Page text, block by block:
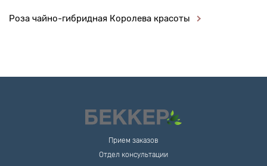
Роза чайно-гибридная Королева красоты
Прием заказов
Отдел консультации